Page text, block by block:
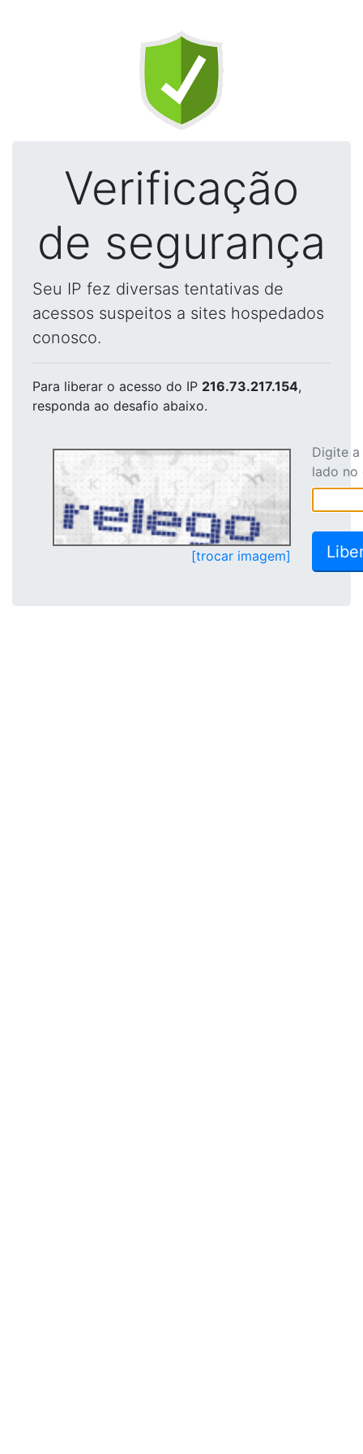
Verificação
de segurança
Seu IP fez diversas tentativas de
acessos suspeitos a sites hospedados
conosco.
Para liberar o acesso do IP 216.73.217.154,
responda ao desafio abaixo.
[trocar imagem]
Digite
lado no